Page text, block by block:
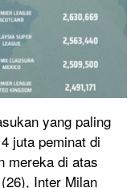
yang paling
juta peminat di
mereka di atas
Inter Milan